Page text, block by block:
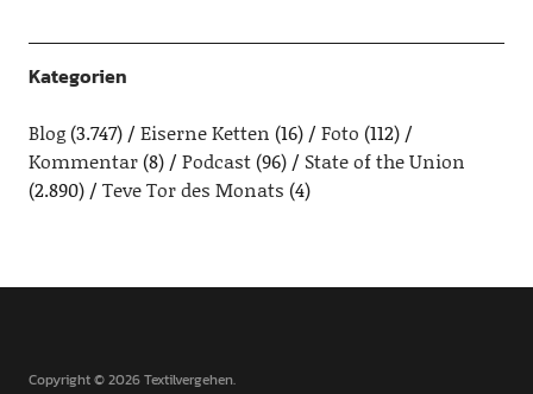
Kategorien
Blog(3.747) Eiserne Ketten (16) Foto (112)
Kommentar(8) Podcast(96)
State of the Union
(2.890)
Teve Tor des Monats (4)
Copyright © 2026 Textilvergehen